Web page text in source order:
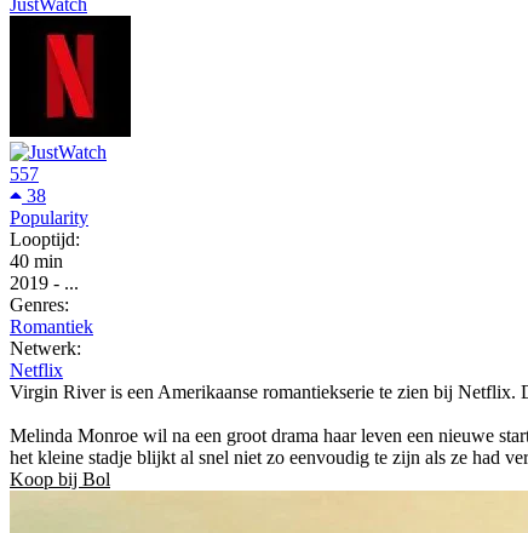
557
38
Popularity
Looptijd:
40 min
2019 - ...
Genres:
Romantiek
Netwerk:
Netflix
Virgin River is een Amerikaanse romantiekserie te zien bij Netflix.
Melinda Monroe wil na een groot drama haar leven een nieuwe
het kleine stadje blijkt al snel niet zo eenvoudig te zijn als ze had
Koop bij Bol